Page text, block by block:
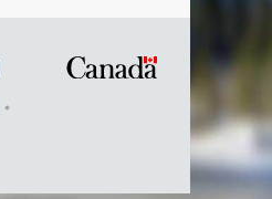
Symbole